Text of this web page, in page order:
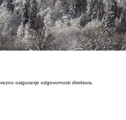
osiguranje odgovornosti direktora.